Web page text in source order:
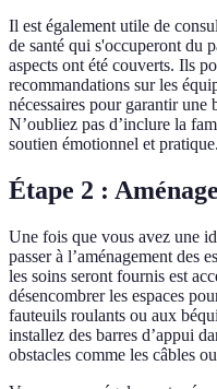
Il est également utile de
de santé qui s'occuperont du
aspects ont été couverts. Ils
recommandations sur les
nécessaires pour garantir
N’oubliez pas d’inclure la
soutien émotionnel et pratique.
Étape 2 :
Une fois que vous avez une
passer à l’aménagement des
les soins seront fournis est
désencombrer les espaces
fauteuils roulants ou aux
installez des barres d’appui
obstacles comme les câbles